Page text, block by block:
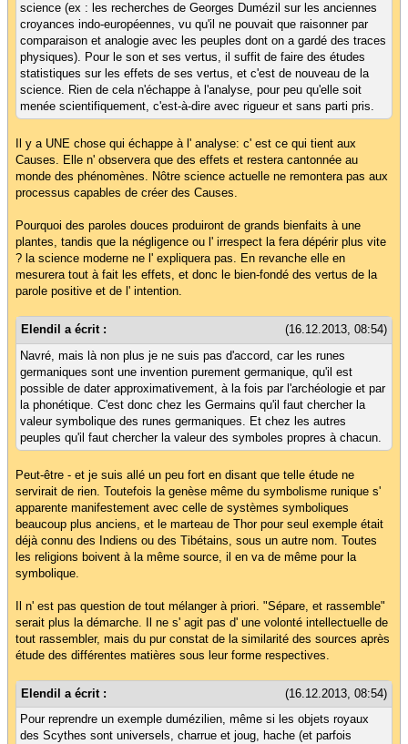
science (ex : les recherches de Georges Dumézil sur les anciennes
croyances indo-européennes, vu qu'il ne pouvait que raisonner par
comparaison et analogie avec les peuples dont on a gardé des traces
physiques). Pour le son et ses vertus, il suffit de faire des études
statistiques sur les effets de ses vertus, et c'est de nouveau de la
science. Rien de cela n'échappe à l'analyse, pour peu qu'elle soit
menée scientifiquement, c'est-à-dire avec rigueur et sans parti pris.
Il y a UNE chose qui échappe à l' analyse: c' est ce qui tient aux
Causes. Elle n' observera que des effets et restera cantonnée au
monde des phénomènes. Nôtre science actuelle ne remontera pas aux
processus capables de créer des Causes.
Pourquoi des paroles douces produiront de grands bienfaits à une
plantes, tandis que la négligence ou l' irrespect la fera dépérir plus vite
? la science moderne ne l' expliquera pas. En revanche elle en
mesurera tout à fait les effets, et donc le bien-fondé des vertus de la
parole positive et de l' intention.
(16.12.2013, 08:54)
Elendil a écrit :
Navré, mais là non plus je ne suis pas d'accord, car les runes
germaniques sont une invention purement germanique, qu'il est
possible de dater approximativement, à la fois par l'archéologie et par
la phonétique. C'est donc chez les Germains qu'il faut chercher la
valeur symbolique des runes germaniques. Et chez les autres
peuples qu'il faut chercher la valeur des symboles propres à chacun.
Peut-être - et je suis allé un peu fort en disant que telle étude ne
servirait de rien. Toutefois la genèse même du symbolisme runique s'
apparente manifestement avec celle de systèmes symboliques
beaucoup plus anciens, et le marteau de Thor pour seul exemple était
déjà connu des Indiens ou des Tibétains, sous un autre nom. Toutes
les religions boivent à la même source, il en va de même pour la
symbolique.
Il n' est pas question de tout mélanger à priori. "Sépare, et rassemble"
serait plus la démarche. Il ne s' agit pas d' une volonté intellectuelle de
tout rassembler, mais du pur constat de la similarité des sources après
étude des différentes matières sous leur forme respectives.
(16.12.2013, 08:54)
Elendil a écrit :
Pour reprendre un exemple dumézilien, même si les objets royaux
des Scythes sont universels, charrue et joug, hache (et parfois